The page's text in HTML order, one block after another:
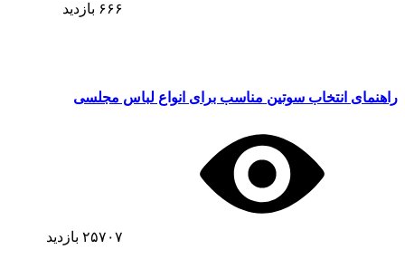
۶۶۶ بازدید
راهنمای انتخاب سوتین مناسب برای انواع لباس مجلسی
۲۵۷۰۷ بازدید